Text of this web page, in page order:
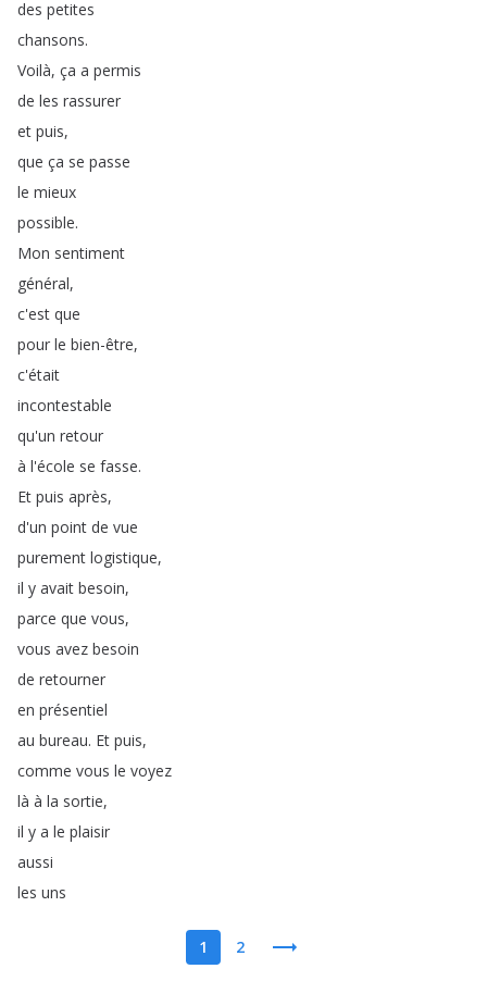
des petites
chansons.
Voilà, ça a permis
de les rassurer
et puis,
que ça se passe
le mieux
possible.
Mon sentiment
général,
c'est que
pour le bien-être,
c'était
incontestable
qu'un retour
à l'école se fasse.
Et puis après,
d'un point de vue
purement logistique,
il y avait besoin,
parce que vous,
vous avez besoin
de retourner
en présentiel
au bureau. Et puis,
comme vous le voyez
là à la sortie,
il y a le plaisir
aussi
les uns
1 2